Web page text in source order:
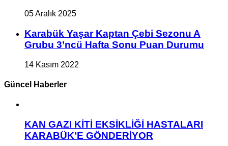
05 Aralık 2025
Karabük Yaşar Kaptan Çebi Sezonu A
Grubu 3’ncü Hafta Sonu Puan Durumu
14 Kasım 2022
Güncel Haberler
KAN GAZI KİTİ EKSİKLİĞİ HASTALARI
KARABÜK’E GÖNDERİYOR